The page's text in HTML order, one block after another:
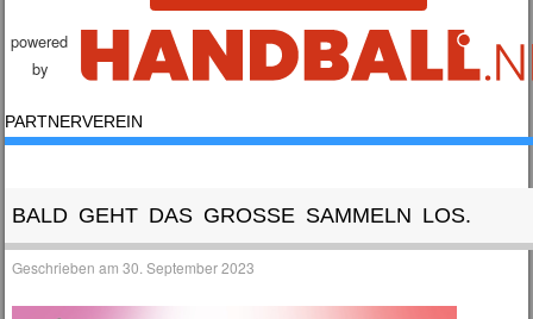
BALD GEHT DAS GROSSE SAMMELN LOS.
Geschrieben am30. September 2023
powered
by
PARTNERVEREIN